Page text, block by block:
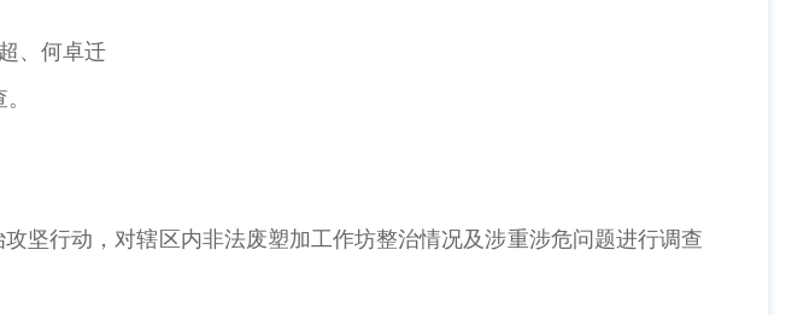
、何卓迁
坚行动，对辖区内非法废塑加工作坊整治情况及涉重涉危问题进行调查